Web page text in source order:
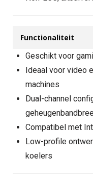
Functionaliteit
Geschikt voor
Ideaal voor video
machines
Dual-channel
Compatibel met
Low-profile
koelers